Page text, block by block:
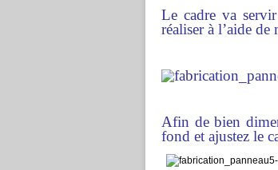
Le cadre va
réaliser à l’aide
Afin de bien
fond et ajustez le